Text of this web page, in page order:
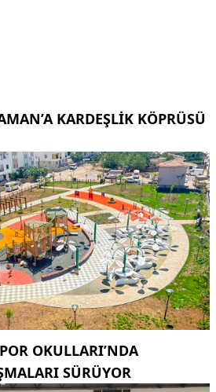
KARDEŞLIK KÖPRÜSÜ
OKULLARI’NDA
SÜRÜYOR